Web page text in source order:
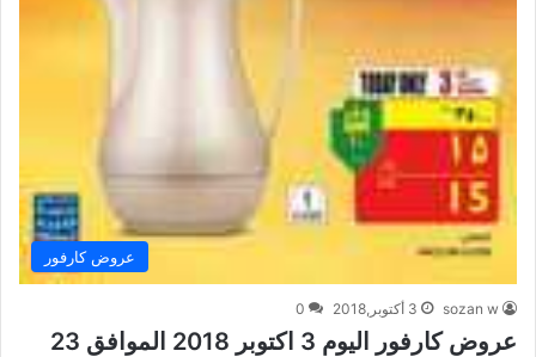
عروض كارفور
sozan w 3 أكتوبر,2018 0
عروض كارفور اليوم 3 اكتوبر 2018 الموافق 23